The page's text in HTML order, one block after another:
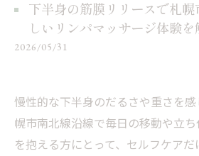
下半身の筋膜リリースで札
しいリンパマッサージ体験を
2026/05/31
慢性的な下半身のだるさや重さを
幌市南北線沿線で毎日の移動や立
を抱える方にとって、セルフケア